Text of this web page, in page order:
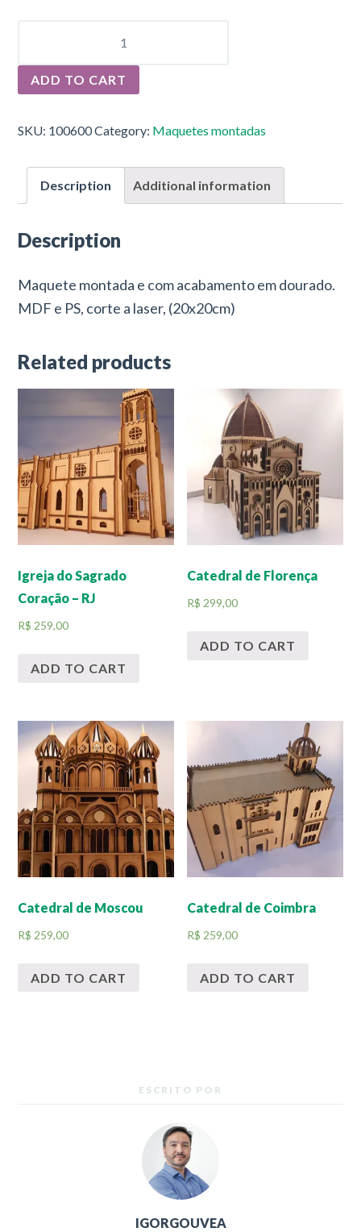
QUANTITY
ADD TO CART
SKU: 100600Category: Maquetes montadas
Description Additional information
Description
Maquete montada e com acabamento em dourado.
MDF e PS, corte a laser, (20x20cm)
Related products
Igreja do Sagrado
Coração – RJ
R$ 259,00
ADD TO CART
Catedral de Florença
R$ 299,00
ADD TO CART
Catedral de Moscou
R$ 259,00
ADD TO CART
Catedral de Coimbra
R$ 259,00
ADD TO CART
ESCRITO POR
IGORGOUVEA